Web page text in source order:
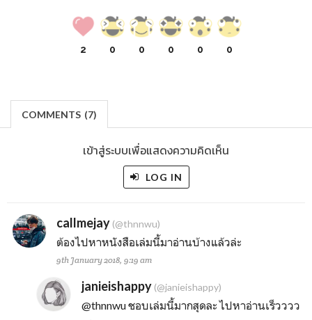
2 0 0 0 0 0
COMMENTS (7)
เข้าสู่ระบบเพื่อแสดงความคิดเห็น
LOG IN
callmejay (@thnnwu)
ต้องไปหาหนังสือเล่มนี้มาอ่านบ้างแล้วล่ะ
9th January 2018, 9:19 am
janieishappy(@janieishappy)
@thnnwuชอบเล่มนี้มากสุดละ ไปหาอ่านเร็วววว